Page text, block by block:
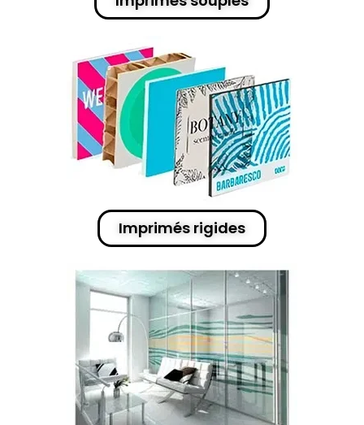
Imprimés rigides